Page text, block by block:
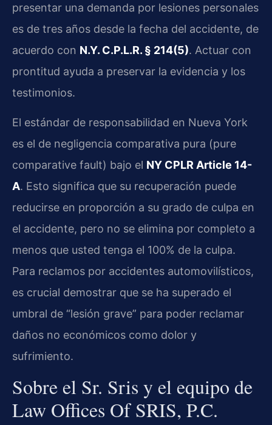
presentar una demanda por lesiones personales
es de tres años desde la fecha del accidente, de
acuerdo con N.Y. C.P.L.R. § 214(5). Actuar con
prontitud ayuda a preservar la evidencia y los
testimonios.
El estándar de responsabilidad en Nueva York
es el de negligencia comparativa pura (pure
comparative fault) bajo el NY CPLR Article 14-
A. Esto significa que su recuperación puede
reducirse en proporción a su grado de culpa en
el accidente, pero no se elimina por completo a
menos que usted tenga el 100% de la culpa.
Para reclamos por accidentes automovilísticos,
es crucial demostrar que se ha superado el
umbral de “lesión grave” para poder reclamar
daños no económicos como dolor y
sufrimiento.
Sobre el Sr. Sris y el equipo de
Law Offices Of SRIS, P.C.